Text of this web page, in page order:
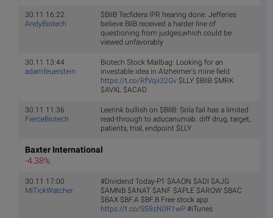
30.11 16:22
AndyBiotech
$BIIB Tecfidera IPR hearing done. Jefferies
believe BIIB received a harder line of
questioning from judges,which could be
viewed unfavorably
30.11 13:44
adamfeuerstein
Biotech Stock Mailbag: Looking for an
investable idea in Alzheimer's mine field
https://t.co/RfVqii32Gv $LLY $BIIB $MRK
$AVXL $ACAD
30.11 11:36
FierceBiotech
Leerink bullish on $BIIB: Sola fail has a limited
read-through to aducanumab: diff drug, target,
patients, trial, endpoint $LLY
Baxter International
-4.38%
30.11 17:00
MITickWatcher
#Dividend Today-P1 $AAON $ADI $AJG
$AMNB $ANAT $ANF $APLE $AROW $BAC
$BAX $BF.A $BF.B Free stock app
https://t.co/S59zN0R1wP #iTunes